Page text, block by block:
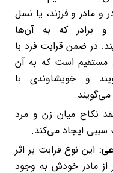
و مادر و فرزند، یا نسل
و برادر که به آن‌ها
در ضمن قرابت فرد با
است که به آن
و خویشاوندی با
نکاح میان زن و مرد
سببی ایجاد می‌کند.
این نوع قرابت بر اثر
از مادر خودش به وجود